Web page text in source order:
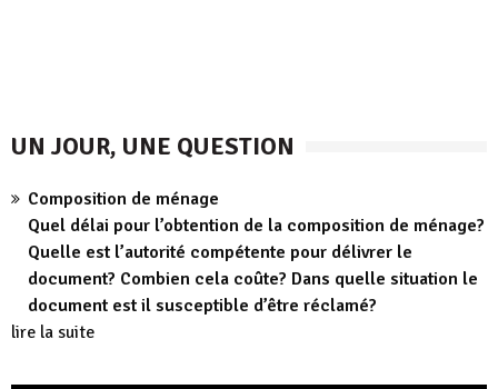
UN JOUR, UNE QUESTION
Composition de ménage
Quel délai pour l’obtention de la composition de ménage?
Quelle est l’autorité compétente pour délivrer le
document? Combien cela coûte? Dans quelle situation le
document est il susceptible d’être réclamé?
lire la suite